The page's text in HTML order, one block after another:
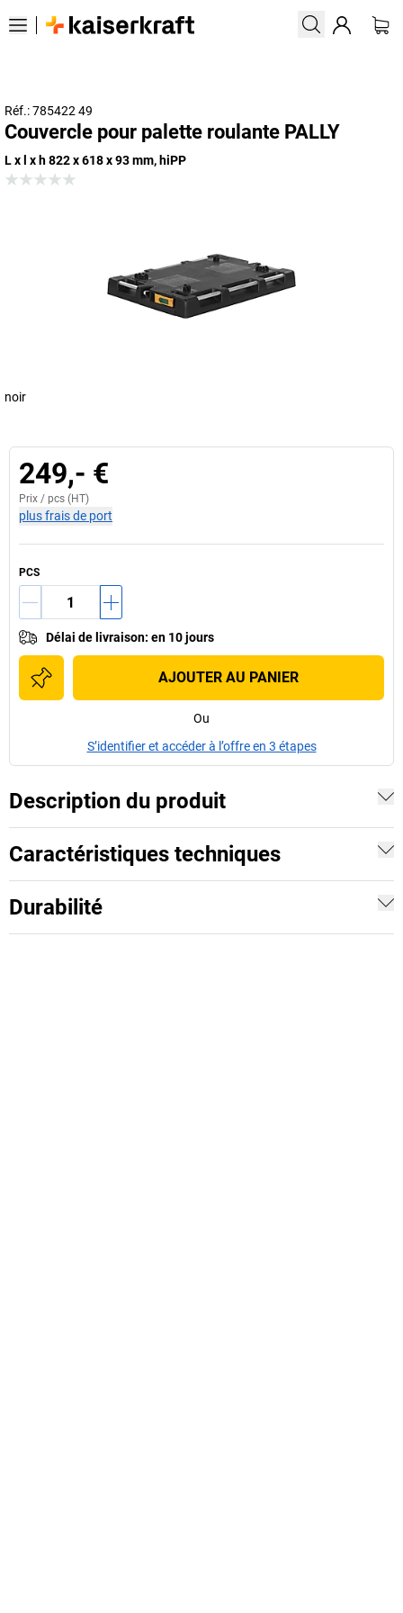
Réf.: 785422 49
Couvercle pour palette roulante PALLY
L x l x h 822 x 618 x 93 mm, hiPP
noir
249,- €
Prix / pcs (HT)
plus frais de port
PCS
Délai de livraison: en 10 jours
AJOUTER AU PANIER
Ou
S’identifier et accéder à l’offre en 3 étapes
Description du produit
Caractéristiques techniques
Durabilité